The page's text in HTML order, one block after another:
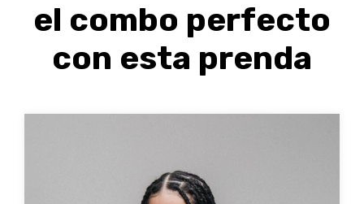
el combo perfecto
con esta prenda